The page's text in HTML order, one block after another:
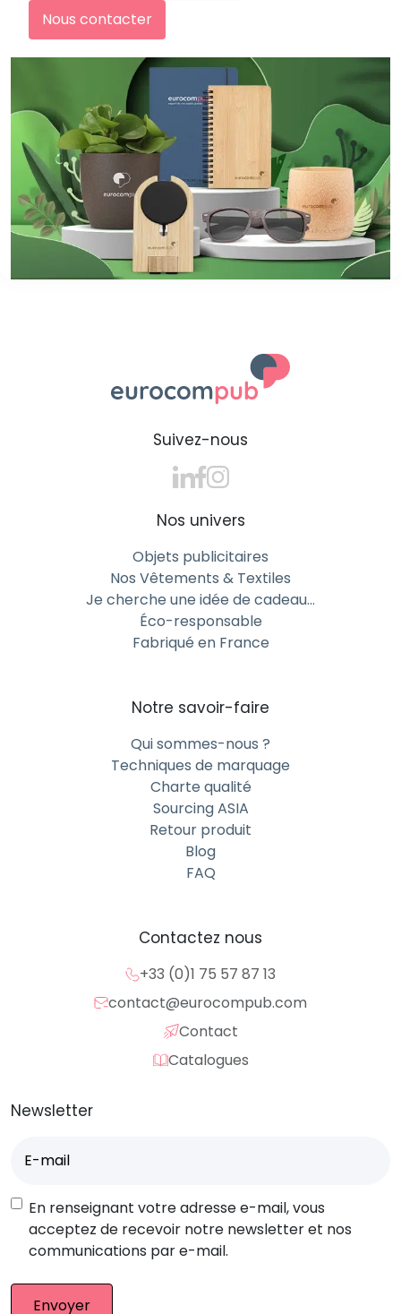
Nous contacter
Suivez-nous
Nos univers
Objets publicitaires
Nos Vêtements & Textiles
Je cherche une idée de cadeau…
Éco-responsable
Fabriqué en France
Notre savoir-faire
Qui sommes-nous ?
Techniques de marquage
Charte qualité
Sourcing ASIA
Retour produit
Blog
FAQ
Contactez nous
+33 (0)1 75 57 87 13
contact@eurocompub.com
Contact
Catalogues
Newsletter
mail(Nécessaire)
RGPD
En renseignant votre adresse e-mail, vous
acceptez de recevoir notre newsletter et nos
communications par e-mail.